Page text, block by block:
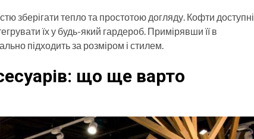
зберігати тепло та простотою догляду. Кофти доступні
їх у будь-який гардероб. Примірявши її в
підходить за розміром і стилем.
що ще варто